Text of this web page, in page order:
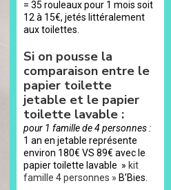
= 35 rouleaux pour 1 mois soit
12 à 15€, jetés littéralement
aux toilettes.
Si on pousse la
comparaison entre le
papier toilette
jetable et le papier
toilette lavable :
pour 1 famille de 4 personnes :
1 an en jetable représente
environ 180€ VS 89€ avec le
papier toilette lavable » kit
famille 4 personnes » B’Bies.